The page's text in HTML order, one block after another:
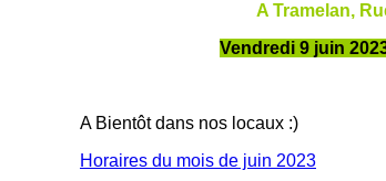
A Tramelan,
Vendredi 9 juin
A Bientôt dans nos locaux :)
Horaires du mois de juin 2023